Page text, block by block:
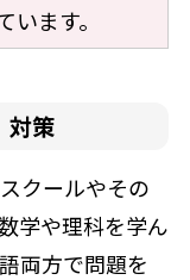
ます。
対策
クールやその
学や理科を学ん
両方で問題を